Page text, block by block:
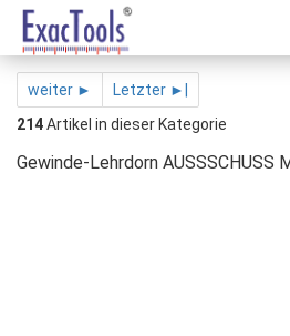
weiter ►
Letzter ►|
214Artikel in dieser Kategorie
Gewinde-Lehrdorn AUSSSCHUSS